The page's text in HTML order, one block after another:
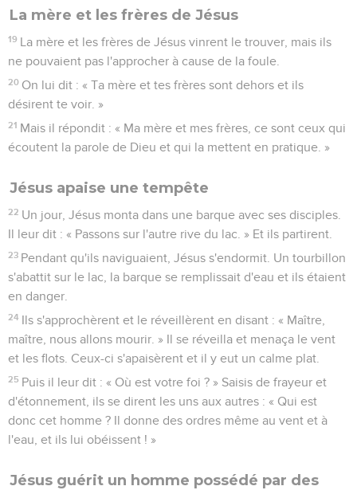
La mère et les frères de Jésus
19 La mère et les frères de Jésus vinrent le trouver, mais ils
ne pouvaient pas l'approcher à cause de la foule.
20 On lui dit : « Ta mère et tes frères sont dehors et ils
désirent te voir. »
21 Mais il répondit : « Ma mère et mes frères, ce sont ceux qui
écoutent la parole de Dieu et qui la mettent en pratique. »
Jésus apaise une tempête
22 Un jour, Jésus monta dans une barque avec ses disciples.
Il leur dit : « Passons sur l'autre rive du lac. » Et ils partirent.
23 Pendant qu'ils naviguaient, Jésus s'endormit. Un tourbillon
s'abattit sur le lac, la barque se remplissait d'eau et ils étaient
en danger.
24 Ils s'approchèrent et le réveillèrent en disant : « Maître,
maître, nous allons mourir. » Il se réveilla et menaça le vent
et les flots. Ceux-ci s'apaisèrent et il y eut un calme plat.
25 Puis il leur dit : « Où est votre foi ? » Saisis de frayeur et
d'étonnement, ils se dirent les uns aux autres : « Qui est
donc cet homme ? Il donne des ordres même au vent et à
l'eau, et ils lui obéissent ! »
Jésus guérit un homme possédé par des